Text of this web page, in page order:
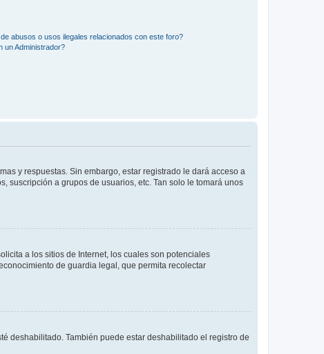
abusos o usos ilegales relacionados con este foro?
un Administrador?
y respuestas. Sin embargo, estar registrado le dará acceso a
suscripción a grupos de usuarios, etc. Tan solo le tomará unos
a los sitios de Internet, los cuales son potenciales
de guardia legal, que permita recolectar
deshabilitado. También puede estar deshabilitado el registro de